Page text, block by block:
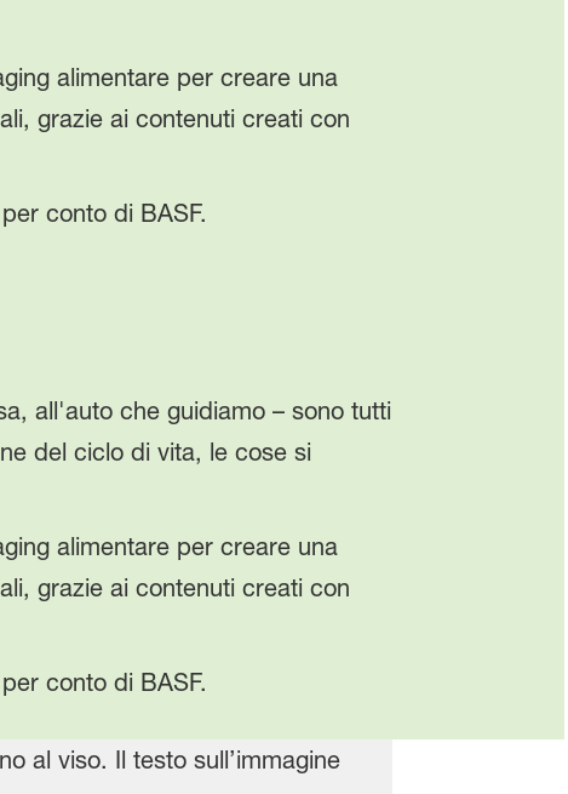
alimentare per creare una
grazie ai contenuti creati con
conto di BASF.
all'auto che guidiamo – sono tutti
del ciclo di vita, le cose si
alimentare per creare una
grazie ai contenuti creati con
conto di BASF.